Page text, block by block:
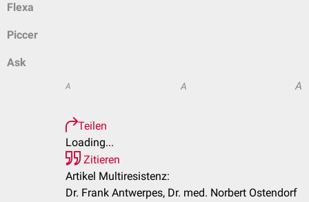
Flexa
Piccer
Ask
A A A
Teilen
Loading...
Zitieren
Artikel Multiresistenz:
Dr. Frank Antwerpes, Dr. med. Norbert Ostendorf